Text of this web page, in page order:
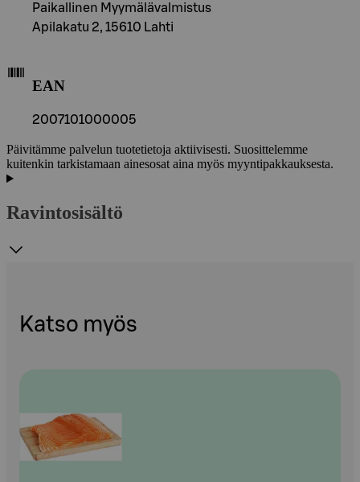
Paikallinen Myymälävalmistus
Apilakatu 2, 15610 Lahti
EAN
2007101000005
Päivitämme palvelun tuotetietoja aktiivisesti. Suosittelemme
kuitenkin tarkistamaan ainesosat aina myös myyntipakkauksesta.
Ravintosisältö
Katso myös